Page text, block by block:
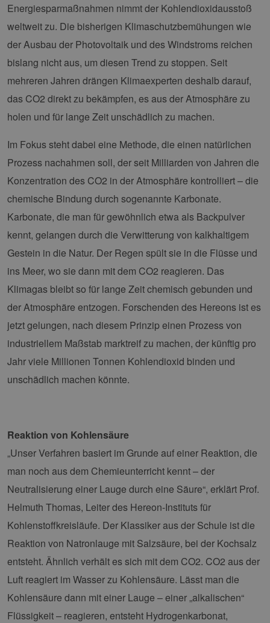
Energiesparmaßnahmen nimmt der Kohlendioxidausstoß
weltweit zu. Die bisherigen Klimaschutzbemühungen wie
der Ausbau der Photovoltaik und des Windstroms reichen
bislang nicht aus, um diesen Trend zu stoppen. Seit
mehreren Jahren drängen Klimaexperten deshalb darauf,
das CO2 direkt zu bekämpfen, es aus der Atmosphäre zu
holen und für lange Zeit unschädlich zu machen.
Im Fokus steht dabei eine Methode, die einen natürlichen
Prozess nachahmen soll, der seit Milliarden von Jahren die
Konzentration des CO2 in der Atmosphäre kontrolliert – die
chemische Bindung durch sogenannte Karbonate.
Karbonate, die man für gewöhnlich etwa als Backpulver
kennt, gelangen durch die Verwitterung von kalkhaltigem
Gestein in die Natur. Der Regen spült sie in die Flüsse und
ins Meer, wo sie dann mit dem CO2 reagieren. Das
Klimagas bleibt so für lange Zeit chemisch gebunden und
der Atmosphäre entzogen. Forschenden des Hereons ist es
jetzt gelungen, nach diesem Prinzip einen Prozess von
industriellem Maßstab marktreif zu machen, der künftig pro
Jahr viele Millionen Tonnen Kohlendioxid binden und
unschädlich machen könnte.
Reaktion von Kohlensäure
„Unser Verfahren basiert im Grunde auf einer Reaktion, die
man noch aus dem Chemieunterricht kennt – der
Neutralisierung einer Lauge durch eine Säure“, erklärt Prof.
Helmuth Thomas, Leiter des Hereon-Instituts für
Kohlenstoffkreisläufe. Der Klassiker aus der Schule ist die
Reaktion von Natronlauge mit Salzsäure, bei der Kochsalz
entsteht. Ähnlich verhält es sich mit dem CO2. CO2 aus der
Luft reagiert im Wasser zu Kohlensäure. Lässt man die
Kohlensäure dann mit einer Lauge – einer „alkalischen“
Flüssigkeit – reagieren, entsteht Hydrogenkarbonat,